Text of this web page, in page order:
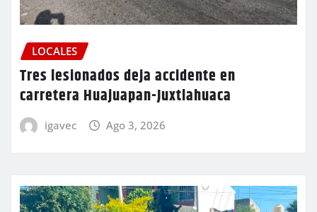
LOCALES
Tres lesionados deja accidente en
carretera Huajuapan-Juxtlahuaca
igavec Ago 3, 2026